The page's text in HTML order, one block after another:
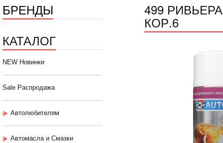
БРЕНДЫ
КАТАЛОГ
NEW Новинки
Sale Распродажа
Автолюбителям
Автомасла и Смазки
499
КОР.6